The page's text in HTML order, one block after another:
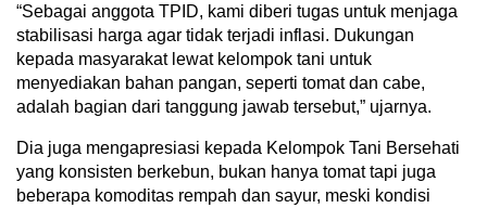
“Sebagai anggota TPID, kami diberi tugas untuk menjaga
stabilisasi harga agar tidak terjadi inflasi. Dukungan
kepada masyarakat lewat kelompok tani untuk
menyediakan bahan pangan, seperti tomat dan cabe,
adalah bagian dari tanggung jawab tersebut,” ujarnya.
Dia juga mengapresiasi kepada Kelompok Tani Bersehati
yang konsisten berkebun, bukan hanya tomat tapi juga
beberapa komoditas rempah dan sayur, meski kondisi